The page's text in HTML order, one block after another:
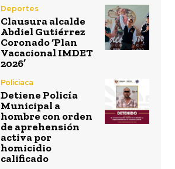
Deportes
Clausura alcalde
Abdiel Gutiérrez
Coronado ‘Plan
Vacacional IMDET
2026’
Policiaca
Detiene Policía
Municipal a
hombre con orden
de aprehensión
activa por
homicidio
calificado